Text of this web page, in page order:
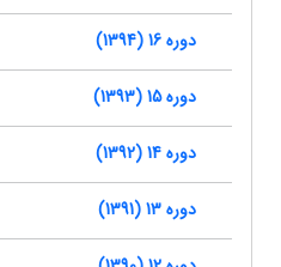
دوره 16 (1394)
دوره 15 (1393)
دوره 14 (1392)
دوره 13 (1391)